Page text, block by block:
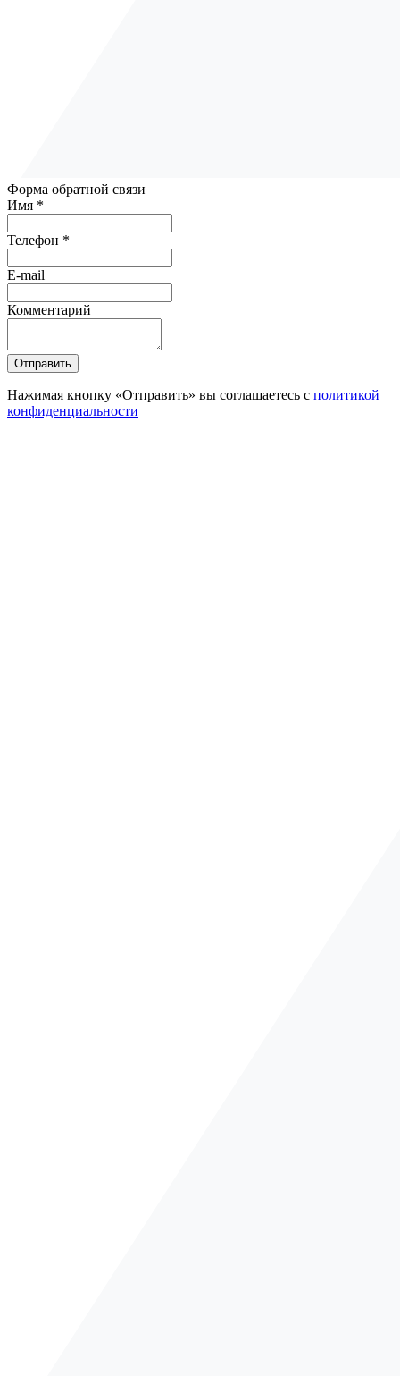
Форма обратной связи
Имя *
Телефон *
E-mail
Комментарий
Отправить
Нажимая кнопку «Отправить» вы соглашаетесь с политикой
конфиденциальности